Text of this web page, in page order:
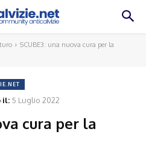
SCUBE3: una nuova cura per la
il: 5 Luglio 2022
cura per la